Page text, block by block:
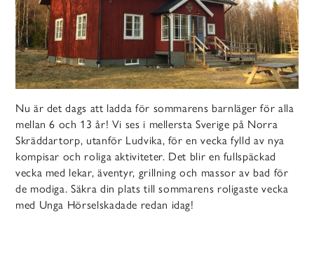
Nu är det dags att ladda för sommarens barnläger för alla
mellan 6 och 13 år! Vi ses i mellersta Sverige på Norra
Skräddartorp, utanför Ludvika, för en vecka fylld av nya
kompisar och roliga aktiviteter. Det blir en fullspäckad
vecka med lekar, äventyr, grillning och massor av bad för
de modiga. Säkra din plats till sommarens roligaste vecka
med Unga Hörselskadade redan idag!